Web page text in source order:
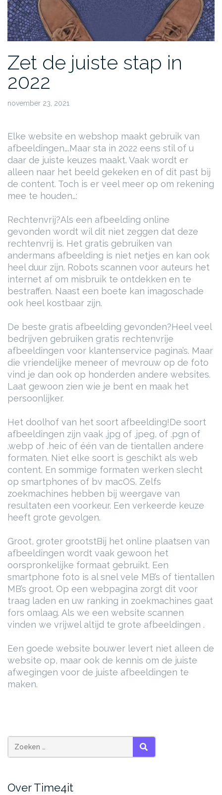
Zet de juiste stap in
2022
november 23, 2021
Elke website en webshop maakt gebruik van
afbeeldingen….Maar sta in 2022 eens stil of u
daar de juiste keuzes maakt. Vaak wordt er
alleen naar het beeld gekeken en of dit past bij
de content. Toch is er veel meer op om rekening
mee te houden…:
Rechtenvrij?Als een afbeelding online
gevonden wordt wil dit niet zeggen dat deze
rechtenvrij is. Het gratis gebruiken van
andermans afbeelding is niet netjes en kan ook
heel duur zijn. Robots scannen voor auteurs het
internet af om misbruik te ontdekken en te
bestraffen. Naast een boete kan imagoschade
ook heel kostbaar zijn.
De beste gratis afbeelding gevonden?Heel veel
bedrijven gebruiken gratis rechtenvrije
afbeeldingen voor klantenservice pagina’s. Maar
die vriendelijke meneer of mevrouw op de foto
vind je dan ook op honderden andere websites.
Laat gewoon zien wie je bent en maak het
persoonlijker.
Het doolhof van het soort afbeelding!De soort
afbeeldingen zijn vaak .jpg of .jpeg, of .pgn of
.webp of .heic of één van de tientallen andere
formaten. Niet elke soort is geschikt als web
content. En sommige formaten werken slecht
op smartphones of bv macOS. Zelfs
zoekmachines hebben bij weergave van
resultaten een voorkeur. Een verkeerde keuze
heeft grote gevolgen.
Groot, groter grootstBij het online plaatsen van
afbeeldingen wordt vaak gewoon het
oorspronkelijke formaat gebruikt. Een
smartphone foto is al snel vele MB’s of tientallen
MB’s groot. Op een webpagina zorgt dit voor
traag laden en uw ranking in zoekmachines gaat
fors omlaag. Als we een website scannen
vinden we vrijwel altijd te grote afbeeldingen .
Een goede website bouwer levert niet alleen de
website op, maar ook de kennis om de juiste
afwegingen voor de juiste afbeeldingen te
maken.
ZOEKEN
Over Time4it